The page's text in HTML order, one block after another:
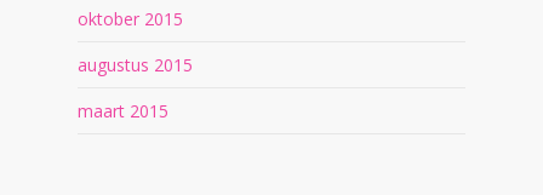
oktober 2015
augustus 2015
maart 2015